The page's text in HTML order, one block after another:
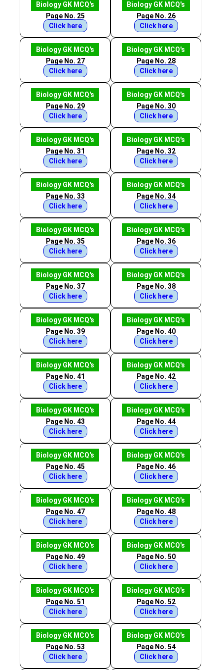
Biology GK MCQ's
Page No. 25
Click here
Biology GK MCQ's
Page No. 26
Click here
Biology GK MCQ's
Page No. 27
Click here
Biology GK MCQ's
Page No. 28
Click here
Biology GK MCQ's
Page No. 29
Click here
Biology GK MCQ's
Page No. 30
Click here
Biology GK MCQ's
Page No. 31
Click here
Biology GK MCQ's
Page No. 32
Click here
Biology GK MCQ's
Page No. 33
Click here
Biology GK MCQ's
Page No. 34
Click here
Biology GK MCQ's
Page No. 35
Click here
Biology GK MCQ's
Page No. 36
Click here
Biology GK MCQ's
Page No. 37
Click here
Biology GK MCQ's
Page No. 38
Click here
Biology GK MCQ's
Page No. 39
Click here
Biology GK MCQ's
Page No. 40
Click here
Biology GK MCQ's
Page No. 41
Click here
Biology GK MCQ's
Page No. 42
Click here
Biology GK MCQ's
Page No. 43
Click here
Biology GK MCQ's
Page No. 44
Click here
Biology GK MCQ's
Page No. 45
Click here
Biology GK MCQ's
Page No. 46
Click here
Biology GK MCQ's
Page No. 47
Click here
Biology GK MCQ's
Page No. 48
Click here
Biology GK MCQ's
Page No. 49
Click here
Biology GK MCQ's
Page No. 50
Click here
Biology GK MCQ's
Page No. 51
Click here
Biology GK MCQ's
Page No. 52
Click here
Biology GK MCQ's
Page No. 53
Click here
Biology GK MCQ's
Page No. 54
Click here